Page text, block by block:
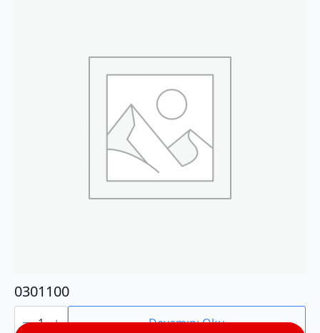
0301100
0301100
adet Devamını Oku